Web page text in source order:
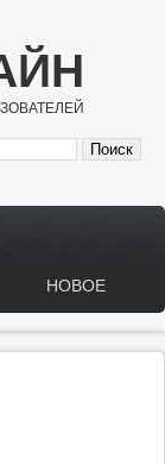
НОВОЕ